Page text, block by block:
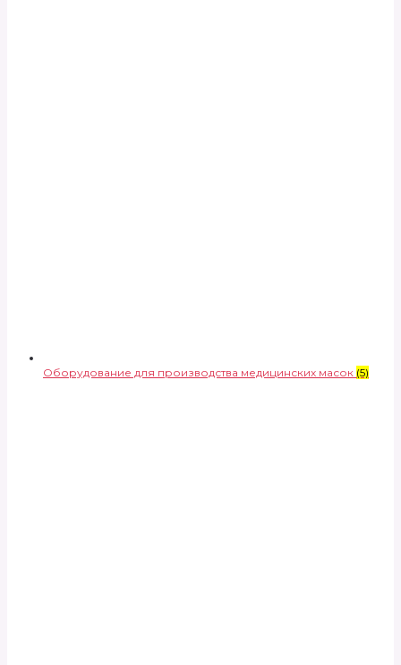
Оборудование для производства медицинских масок (5)